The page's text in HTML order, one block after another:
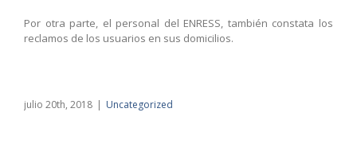
Por otra parte, el personal del ENRESS, también constata los
reclamos de los usuarios en sus domicilios.
julio 20th, 2018 | Uncategorized